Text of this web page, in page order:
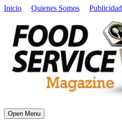
Inicio Quienes Somos Publicidad
Open Menu